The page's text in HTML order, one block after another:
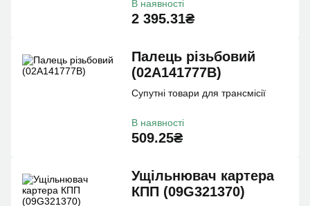
2 395.31₴
В наявності
Палець різьбовий
(02A141777B)
Супутні товари для трансмісії
509.25₴
В наявності
Ущiльнювач картера
КПП (09G321370)